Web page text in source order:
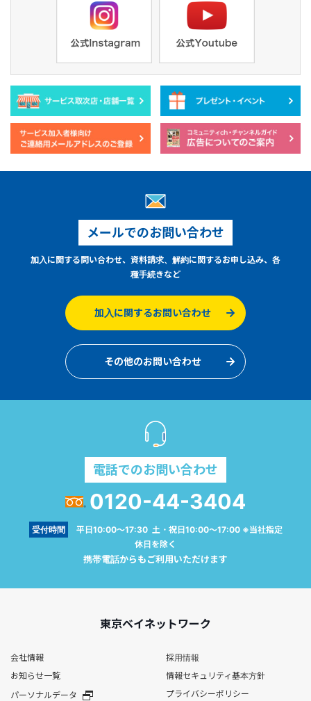
メールでのお問い合わせ
加入に関する問い合わせ、資料請求、解約に関するお申し込み、各
種手続きなど
加入に関するお問い合わせ
その他のお問い合わせ
電話でのお問い合わせ
0120-44-3404
受付時間
平日10:00～17:30 土・祝日10:00～17:00 ※当社指定
休日を除く
携帯電話からもご利用いただけます
東京ベイネットワーク
会社情報
採用情報
お知らせ一覧
情報セキュリティ基本方針
パーソナルデータ
プライバシーポリシー